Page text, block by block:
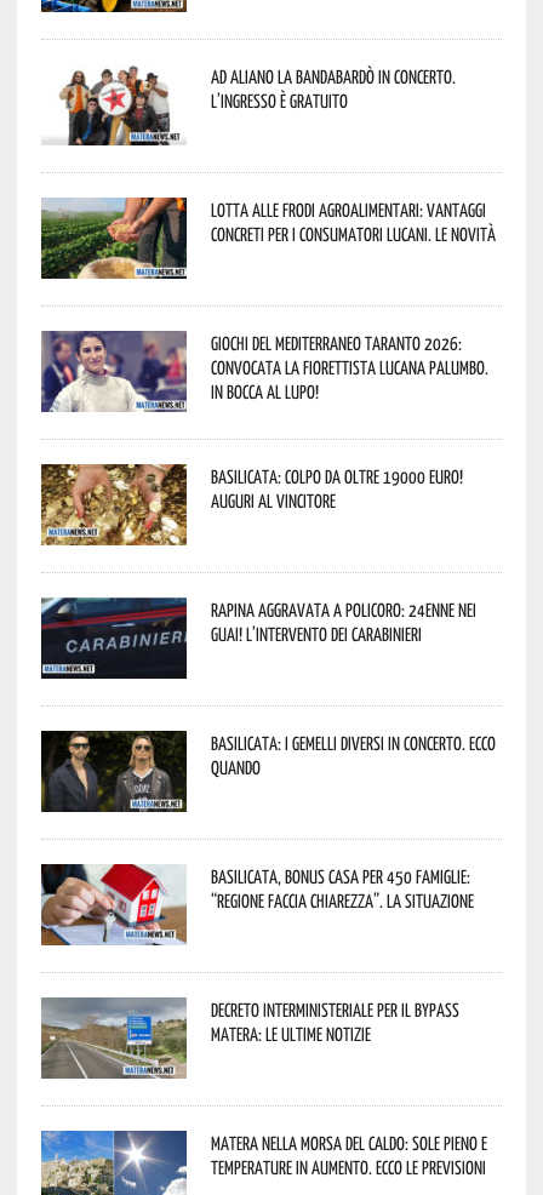
Ad Aliano la Bandabardò in concerto.
L’ingresso è gratuito
Lotta alle frodi agroalimentari: vantaggi
concreti per i consumatori lucani. Le novità
Giochi del Mediterraneo Taranto 2026:
convocata la fiorettista lucana Palumbo.
In bocca al lupo!
Basilicata: colpo da oltre 19000 Euro!
Auguri al vincitore
Rapina aggravata a Policoro: 24enne nei
guai! L’intervento dei Carabinieri
Basilicata: i Gemelli DiVersi in concerto. Ecco
quando
Basilicata, Bonus casa per 450 famiglie:
“Regione faccia chiarezza”. La situazione
Decreto interministeriale per il Bypass
Matera: le ultime notizie
Matera nella morsa del caldo: sole pieno e
temperature in aumento. Ecco le previsioni